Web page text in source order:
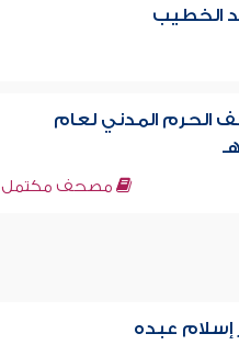
الخطيب
الحرم المدني لعام
مصحف مكتمل
إسلام عبده